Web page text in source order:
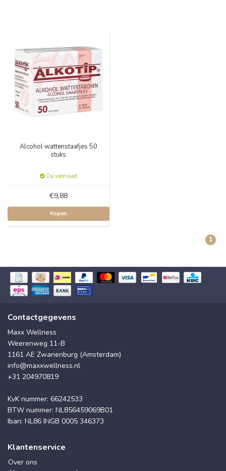
Alcohol wattenstaafjes 50
stuks
Op voorraad
€9,88
Kopen
1
Contactgegevens
Maxx Wellness
Weerenweg 11-B
1161 AE Zwanenburg (Amsterdam)
info@maxxwellness.nl
+31 204970819
KvK nummer: 66242533
BTW nummer: NL856459069B01
Iban: NL86 INGB 0005 346373
Klantenservice
Over ons